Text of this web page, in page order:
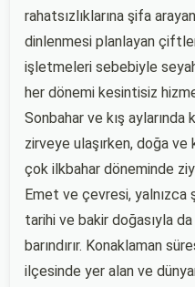
rahatsızlıklarına şifa
dinlenmesi planlayan
işletmeleri sebebiyle
her dönemi kesintisiz
Sonbahar ve kış
zirveye ulaşırken, doğa ve
çok ilkbahar döneminde
Emet ve çevresi, yalnızca
tarihi ve bakir doğasıyla
barındırır. Konaklaman
ilçesinde yer alan ve